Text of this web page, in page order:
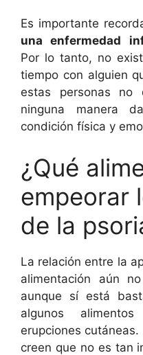
Es importante
una enfermedad
Por lo tanto, no
tiempo con alguien
estas personas no
ninguna manera
condición física y
¿Qué
empeorar
de la
La relación entre la
alimentación aún
aunque sí está
algunos
erupciones
creen que no es tan